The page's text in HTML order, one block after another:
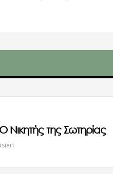
Νικητής της Σωτηρίας